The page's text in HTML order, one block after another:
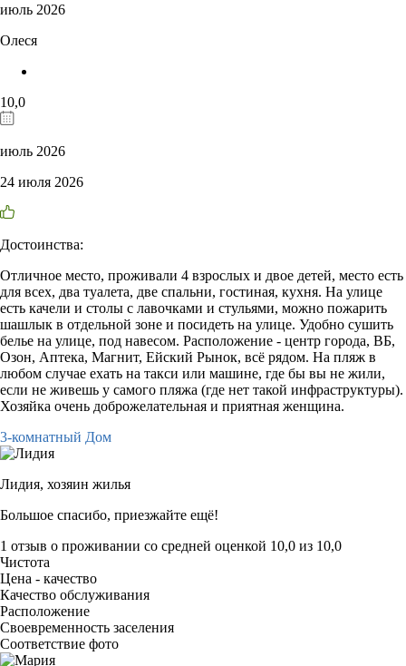
июль 2026
Олеся
10,0
июль 2026
24 июля 2026
Достоинства:
Отличное место, проживали 4 взрослых и двое детей, место есть
для всех, два туалета, две спальни, гостиная, кухня. На улице
есть качели и столы с лавочками и стульями, можно пожарить
шашлык в отдельной зоне и посидеть на улице. Удобно сушить
белье на улице, под навесом. Расположение - центр города, ВБ,
Озон, Аптека, Магнит, Ейский Рынок, всё рядом. На пляж в
любом случае ехать на такси или машине, где бы вы не жили,
если не живешь у самого пляжа (где нет такой инфраструктуры).
Хозяйка очень доброжелательная и приятная женщина.
3-комнатный Дом
Лидия, хозяин жилья
Большое спасибо, приезжайте ещё!
1 отзыв о проживании со средней оценкой 10,0 из 10,0
Чистота
Цена - качество
Качество обслуживания
Расположение
Своевременность заселения
Соответствие фото